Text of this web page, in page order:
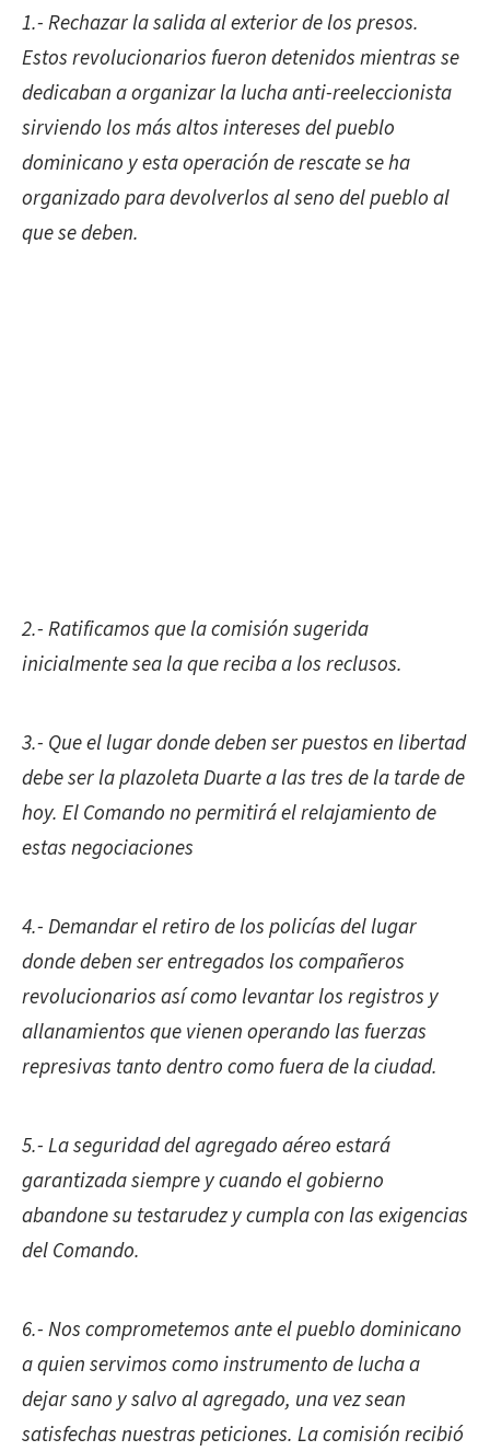
1.- Rechazar la salida al exterior de los presos.
Estos revolucionarios fueron detenidos mientras se
dedicaban a organizar la lucha anti-reeleccionista
sirviendo los más altos intereses del pueblo
dominicano y esta operación de rescate se ha
organizado para devolverlos al seno del pueblo al
que se deben.
2.- Ratificamos que la comisión sugerida
inicialmente sea la que reciba a los reclusos.
3.- Que el lugar donde deben ser puestos en libertad
debe ser la plazoleta Duarte a las tres de la tarde de
hoy. El Comando no permitirá el relajamiento de
estas negociaciones
4.- Demandar el retiro de los policías del lugar
donde deben ser entregados los compañeros
revolucionarios así como levantar los registros y
allanamientos que vienen operando las fuerzas
represivas tanto dentro como fuera de la ciudad.
5.- La seguridad del agregado aéreo estará
garantizada siempre y cuando el gobierno
abandone su testarudez y cumpla con las exigencias
del Comando.
6.- Nos comprometemos ante el pueblo dominicano
a quien servimos como instrumento de lucha a
dejar sano y salvo al agregado, una vez sean
satisfechas nuestras peticiones. La comisión recibió